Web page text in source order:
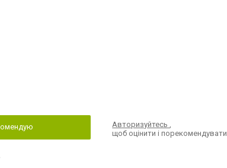
Авторизуйтесь,
щоб оцінити і порекомендувати